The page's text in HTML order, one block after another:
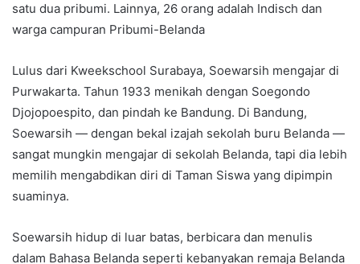
satu dua pribumi. Lainnya, 26 orang adalah Indisch dan
warga campuran Pribumi-Belanda
Lulus dari Kweekschool Surabaya, Soewarsih mengajar di
Purwakarta. Tahun 1933 menikah dengan Soegondo
Djojopoespito, dan pindah ke Bandung. Di Bandung,
Soewarsih — dengan bekal izajah sekolah buru Belanda —
sangat mungkin mengajar di sekolah Belanda, tapi dia lebih
memilih mengabdikan diri di Taman Siswa yang dipimpin
suaminya.
Soewarsih hidup di luar batas, berbicara dan menulis
dalam Bahasa Belanda seperti kebanyakan remaja Belanda